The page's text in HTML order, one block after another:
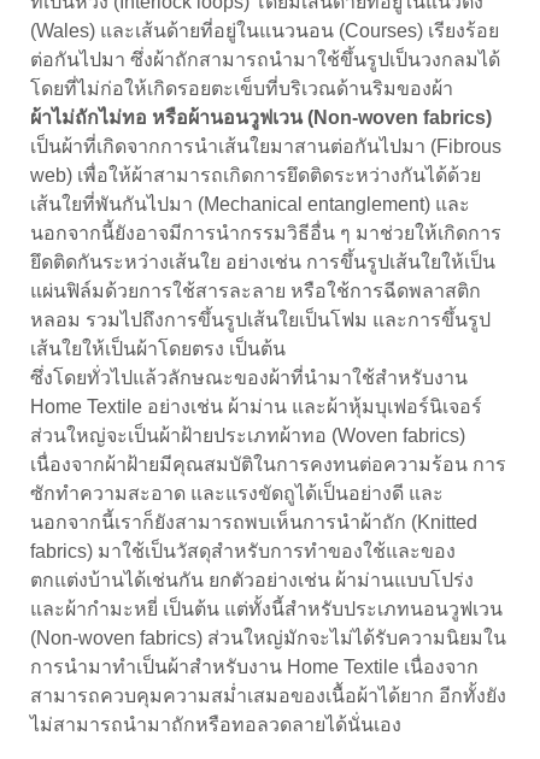
(Wales) และเส้นด้ายที่อยู่ในแนวนอน (Courses) เรียงร้อย
ต่อกันไปมา ซึ่งผ้าถักสามารถนำมาใช้ขึ้นรูปเป็นวงกลมได้
โดยที่ไม่ก่อให้เกิดรอยตะเข็บที่บริเวณด้านริมของผ้า
ผ้าไม่ถักไม่ทอ หรือผ้านอนวูฟเวน (Non-woven fabrics)
เป็นผ้าที่เกิดจากการนำเส้นใยมาสานต่อกันไปมา (Fibrous
web) เพื่อให้ผ้าสามารถเกิดการยึดติดระหว่างกันได้ด้วย
เส้นใยที่พันกันไปมา (Mechanical entanglement) และ
นอกจากนี้ยังอาจมีการนำกรรมวิธีอื่น ๆ มาช่วยให้เกิดการ
ยึดติดกันระหว่างเส้นใย อย่างเช่น การขึ้นรูปเส้นใยให้เป็น
แผ่นฟิล์มด้วยการใช้สารละลาย หรือใช้การฉีดพลาสติก
หลอม รวมไปถึงการขึ้นรูปเส้นใยเป็นโฟม และการขึ้นรูป
เส้นใยให้เป็นผ้าโดยตรง เป็นต้น
ซึ่งโดยทั่วไปแล้วลักษณะของผ้าที่นำมาใช้สำหรับงาน
Home Textile อย่างเช่น ผ้าม่าน และผ้าหุ้มบุเฟอร์นิเจอร์
ส่วนใหญ่จะเป็นผ้าฝ้ายประเภทผ้าทอ (Woven fabrics)
เนื่องจากผ้าฝ้ายมีคุณสมบัติในการคงทนต่อความร้อน การ
ซักทำความสะอาด และแรงขัดถูได้เป็นอย่างดี และ
นอกจากนี้เราก็ยังสามารถพบเห็นการนำผ้าถัก (Knitted
fabrics) มาใช้เป็นวัสดุสำหรับการทำของใช้และของ
ตกแต่งบ้านได้เช่นกัน ยกตัวอย่างเช่น ผ้าม่านแบบโปร่ง
และผ้ากำมะหยี่ เป็นต้น แต่ทั้งนี้สำหรับประเภทนอนวูฟเวน
(Non-woven fabrics) ส่วนใหญ่มักจะไม่ได้รับความนิยมใน
การนำมาทำเป็นผ้าสำหรับงาน Home Textile เนื่องจาก
สามารถควบคุมความสม่ำเสมอของเนื้อผ้าได้ยาก อีกทั้งยัง
ไม่สามารถนำมาถักหรือทอลวดลายได้นั่นเอง